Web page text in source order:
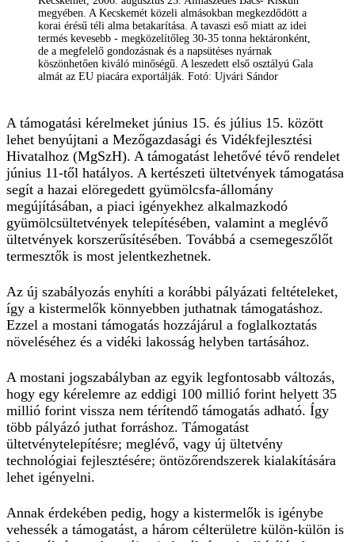
megyében. A Kecskemét közeli almásokban megkezdődött a
korai érésű téli alma betakarítása. A tavaszi eső miatt az idei
termés kevesebb - megközelítőleg 30-35 tonna hektáronként,
de a megfelelő gondozásnak és a napsütéses nyárnak
köszönhetően kiváló minőségű. A leszedett első osztályú Gala
almát az EU piacára exportálják. Fotó: Ujvári Sándor
A támogatási kérelmeket június 15. és július 15. között
lehet benyújtani a Mezőgazdasági és Vidékfejlesztési
Hivatalhoz (MgSzH). A támogatást lehetővé tévő rendelet
június 11-től hatályos. A kertészeti ültetvények támogatása
segít a hazai elöregedett gyümölcsfa-állomány
megújításában, a piaci igényekhez alkalmazkodó
gyümölcsültetvények telepítésében, valamint a meglévő
ültetvények korszerűsítésében. Továbbá a csemegeszőlőt
termesztők is most jelentkezhetnek.
Az új szabályozás enyhíti a korábbi pályázati feltételeket,
így a kistermelők könnyebben juthatnak támogatáshoz.
Ezzel a mostani támogatás hozzájárul a foglalkoztatás
növeléséhez és a vidéki lakosság helyben tartásához.
A mostani jogszabályban az egyik legfontosabb változás,
hogy egy kérelemre az eddigi 100 millió forint helyett 35
millió forint vissza nem térítendő támogatás adható. Így
több pályázó juthat forráshoz. Támogatást
ültetvénytelepítésre; meglévő, vagy új ültetvény
technológiai fejlesztésére; öntözőrendszerek kialakítására
lehet igényelni.
Annak érdekében pedig, hogy a kistermelők is igénybe
vehessék a támogatást, a három célterületre külön-külön is